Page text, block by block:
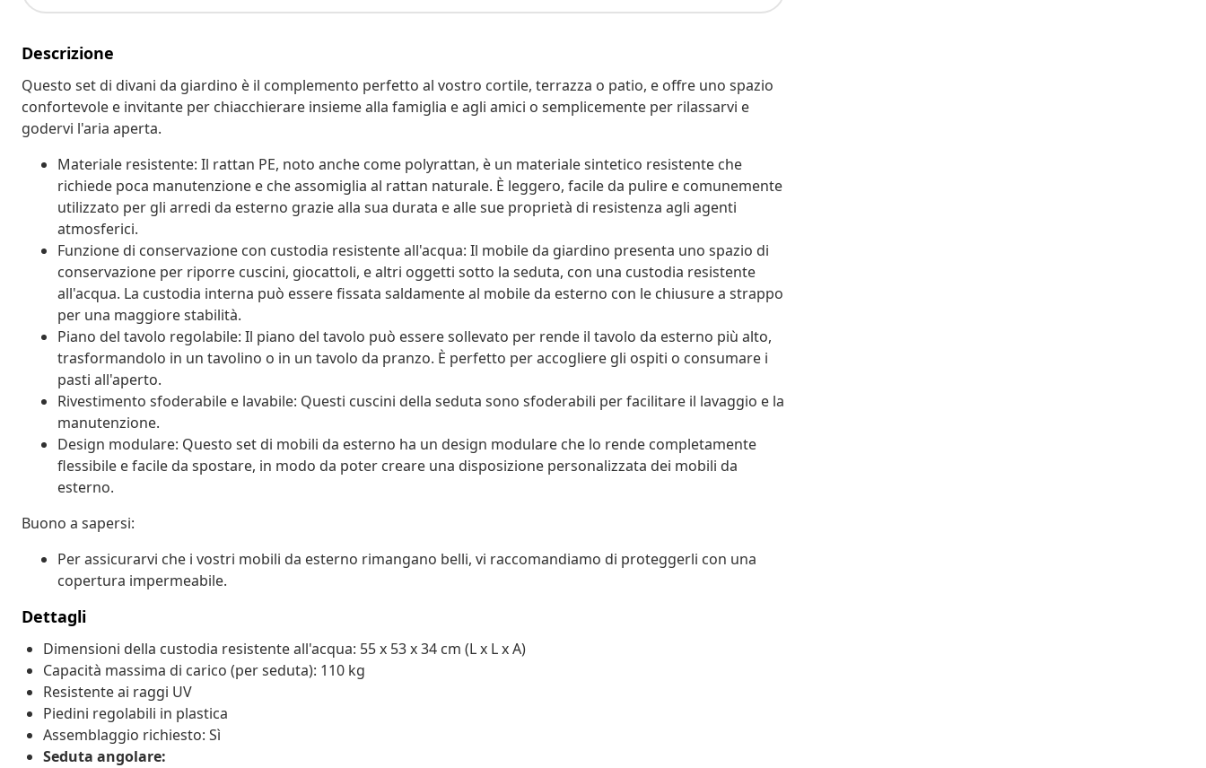
Descrizione
Questo set di divani da giardino è il complemento perfetto al vostro cortile, terrazza o patio, e offre uno spazio
confortevole e invitante per chiacchierare insieme alla famiglia e agli amici o semplicemente per rilassarvi e
godervi l'aria aperta.
Materiale resistente: Il rattan PE, noto anche come polyrattan, è un materiale sintetico resistente che
richiede poca manutenzione e che assomiglia al rattan naturale. È leggero, facile da pulire e comunemente
utilizzato per gli arredi da esterno grazie alla sua durata e alle sue proprietà di resistenza agli agenti
atmosferici.
Funzione di conservazione con custodia resistente all'acqua: Il mobile da giardino presenta uno spazio di
conservazione per riporre cuscini, giocattoli, e altri oggetti sotto la seduta, con una custodia resistente
all'acqua. La custodia interna può essere fissata saldamente al mobile da esterno con le chiusure a strappo
per una maggiore stabilità.
Piano del tavolo regolabile: Il piano del tavolo può essere sollevato per rende il tavolo da esterno più alto,
trasformandolo in un tavolino o in un tavolo da pranzo. È perfetto per accogliere gli ospiti o consumare i
pasti all'aperto.
Rivestimento sfoderabile e lavabile: Questi cuscini della seduta sono sfoderabili per facilitare il lavaggio e la
manutenzione.
Design modulare: Questo set di mobili da esterno ha un design modulare che lo rende completamente
flessibile e facile da spostare, in modo da poter creare una disposizione personalizzata dei mobili da
esterno.
Buono a sapersi:
Per assicurarvi che i vostri mobili da esterno rimangano belli, vi raccomandiamo di proteggerli con una
copertura impermeabile.
Dettagli
Dimensioni della custodia resistente all'acqua: 55 x 53 x 34 cm (L x L x A)
Capacità massima di carico (per seduta): 110 kg
Resistente ai raggi UV
Piedini regolabili in plastica
Assemblaggio richiesto: Sì
Seduta angolare: